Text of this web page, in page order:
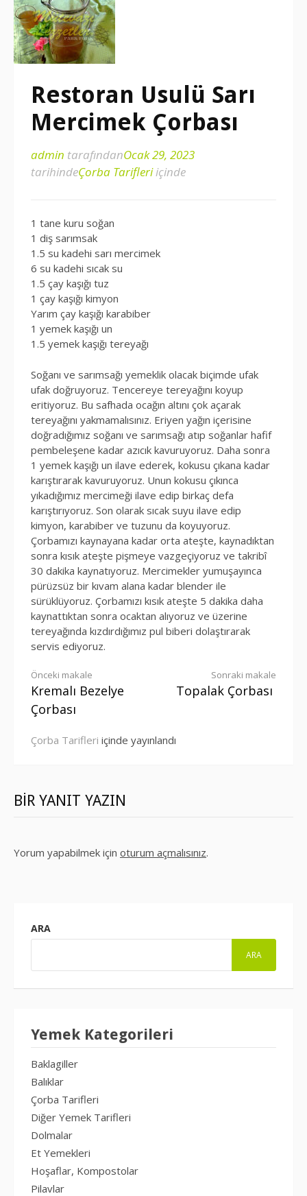
Restoran Usulü Sarı
Mercimek Çorbası
admin tarafındanOcak 29, 2023
tarihindeÇorba Tarifleriiçinde
1 tane kuru soğan
1 diş sarımsak
1.5 su kadehi sarı mercimek
6 su kadehi sıcak su
1.5 çay kaşığı tuz
1 çay kaşığı kimyon
Yarım çay kaşığı karabiber
1 yemek kaşığı un
1.5 yemek kaşığı tereyağı
Soğanı ve sarımsağı yemeklik olacak biçimde ufak
ufak doğruyoruz. Tencereye tereyağını koyup
eritiyoruz. Bu safhada ocağın altını çok açarak
tereyağını yakmamalısınız. Eriyen yağın içerisine
doğradığımız soğanı ve sarımsağı atıp soğanlar hafif
pembeleşene kadar azıcık kavuruyoruz. Daha sonra
1 yemek kaşığı un ilave ederek, kokusu çıkana kadar
karıştırarak kavuruyoruz. Unun kokusu çıkınca
yıkadığımız mercimeği ilave edip birkaç defa
karıştırıyoruz. Son olarak sıcak suyu ilave edip
kimyon, karabiber ve tuzunu da koyuyoruz.
Çorbamızı kaynayana kadar orta ateşte, kaynadıktan
sonra kısık ateşte pişmeye vazgeçiyoruz ve takribî
30 dakika kaynatıyoruz. Mercimekler yumuşayınca
pürüzsüz bir kıvam alana kadar blender ile
sürüklüyoruz. Çorbamızı kısık ateşte 5 dakika daha
kaynattıktan sonra ocaktan alıyoruz ve üzerine
tereyağında kızdırdığımız pul biberi dolaştırarak
servis ediyoruz.
Okumaya
devam
Önceki makale
Kremalı Bezelye
Çorbası
Sonraki makale
Topalak Çorbası
Çorba Tarifleri içinde yayınlandı
BIR YANIT YAZIN
Yorum yapabilmek için oturum açmalısınız.
ARA
ARA
Yemek Kategorileri
Baklagiller
Balıklar
Çorba Tarifleri
Diğer Yemek Tarifleri
Dolmalar
Et Yemekleri
Hoşaflar, Kompostolar
Pilavlar